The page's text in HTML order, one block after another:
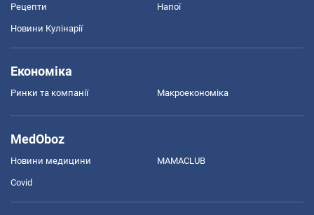
Рецепти Напої
Новини Кулінарії
Економіка
Ринки та компанії Макроекономіка
MedOboz
Новини медицини MAMACLUB
Covid